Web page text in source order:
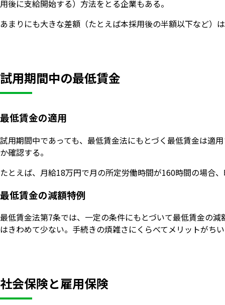
用後に支給開始する）方法をとる企業もある。
あまりにも大きな差額（たとえば本採用後の半額以下など）
試用期間中の最低賃金
最低賃金の適用
試用期間中であっても、最低賃金法にもとづく最低賃金は適
か確認する。
たとえば、月給18万円で月の所定労働時間が160時間の場
最低賃金の減額特例
最低賃金法第7条では、一定の条件にもとづいて最低賃金の
はきわめて少ない。手続きの煩雑さにくらべてメリットがち
社会保険と雇用保険